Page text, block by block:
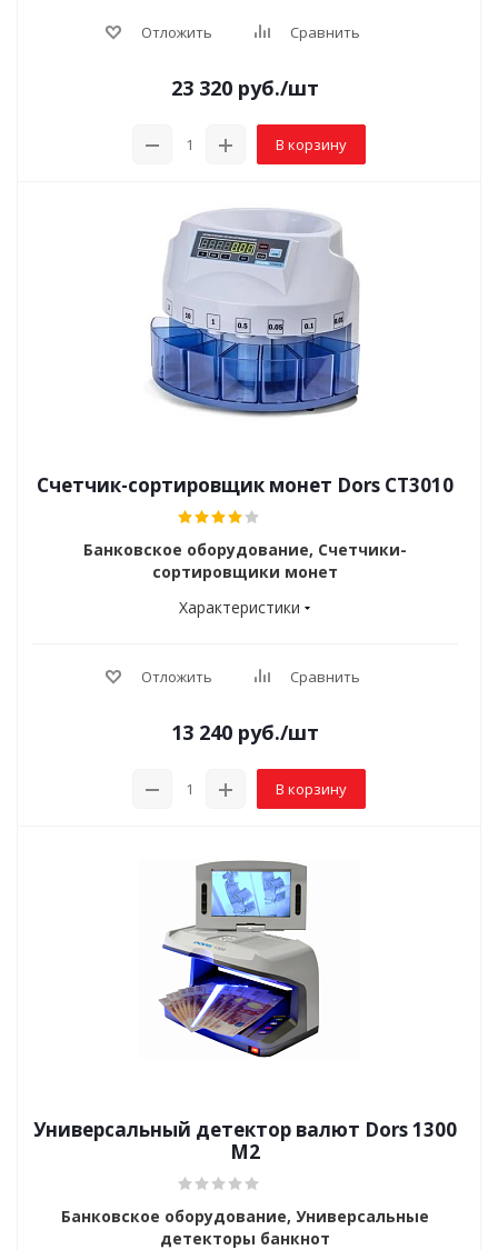
Отложить Сравнить
23 320руб./шт
В корзину
Счетчик-сортировщик монет Dors CT3010
Банковское оборудование, Счетчики-
сортировщики монет
Характеристики
Отложить Сравнить
13 240руб./шт
В корзину
Универсальный детектор валют Dors 1300
M2
Банковское оборудование, Универсальные
детекторы банкнот